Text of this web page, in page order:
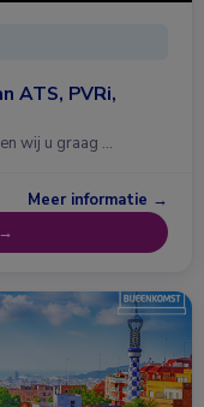
ATS, PVRi,
wij u graag …
Meer informatie →